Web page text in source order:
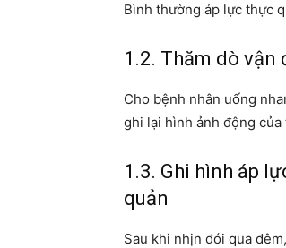
Bình thường áp lực thực
1.2. Thăm dò vận
Cho bệnh nhân uống
ghi lại hình ảnh động
1.3. Ghi hình áp
quản
Sau khi nhịn đói qua